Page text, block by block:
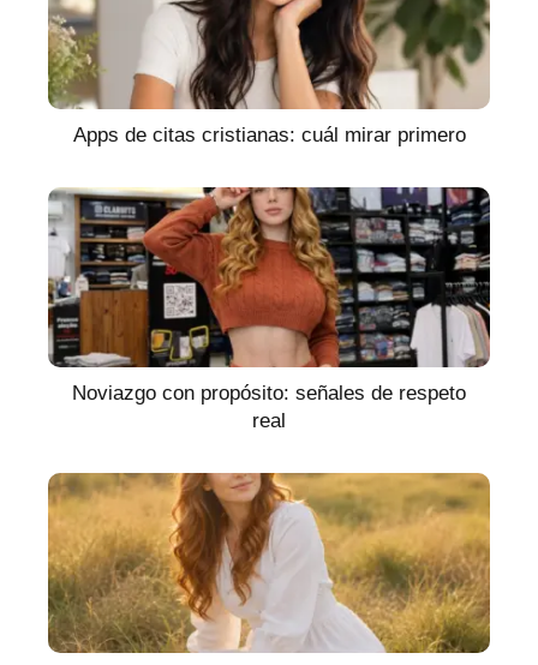
Apps de citas cristianas: cuál mirar primero
Noviazgo con propósito: señales de respeto
real